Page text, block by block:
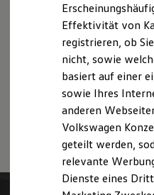
Batterie
Sicherheit
Garantie und
Technologie
Kosten und Kauf
Kaufoptionen
E-Auto-
Software und
Die ID.
ID. Software
Digitale
Servicetermin
Serviceanfrage
Effektivität von
registrieren, ob
nicht, sowie
basiert auf einer
sowie Ihres
anderen
Volkswagen
geteilt werden,
relevante
Dienste eines